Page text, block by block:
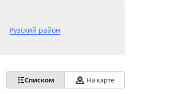
Рузский район
Списком На карте